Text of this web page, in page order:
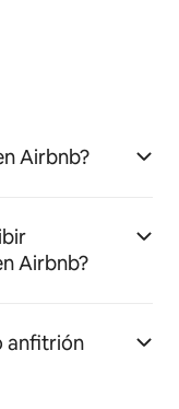
Airbnb?
Airbnb?
anfitrión